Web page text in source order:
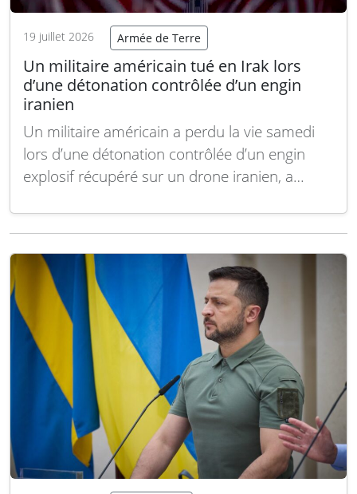
19 juillet 2026 Armée de Terre
Un militaire américain tué en Irak lors
d’une détonation contrôlée d’un engin
iranien
Un militaire américain a perdu la vie samedi
lors d’une détonation contrôlée d’un engin
explosif récupéré sur un drone iranien, a
des États-Unis (CENTCOM). Les forces
d’un engin non explosé provenant d’un drone
d’attaque iranien abattu dans le nord de…
la suite